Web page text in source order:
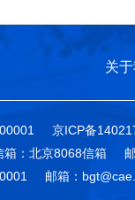
关
京ICP备
箱：北京8068信箱
邮箱：